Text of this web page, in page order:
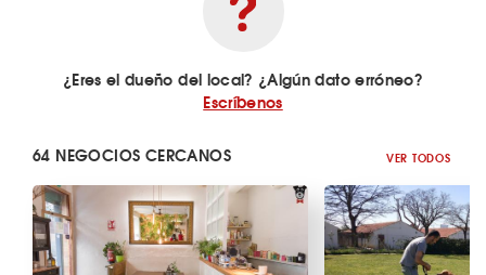
¿Eres el dueño del local? ¿Algún dato erróneo?
Escríbenos
64 NEGOCIOS CERCANOS VER TODOS